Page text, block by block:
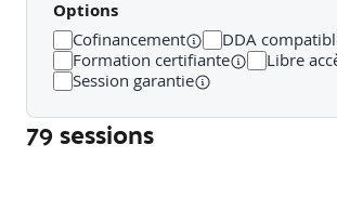
Contexte, leadership et planification
Analyse de contexte et parties prenantes
Engagement de la direction et rôles clés
Options
Cofinancement
DDA
Formation certifiante
Libre
Session garantie
79 sessions